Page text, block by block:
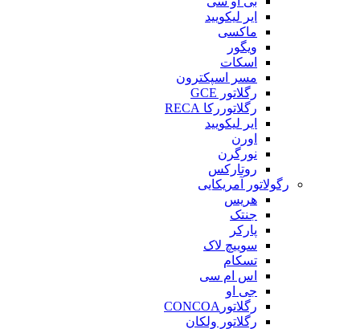
ایر لیکویید
ماکسی
ویگور
اسکات
مسر اسپکترون
رگلاتور GCE
رگلاتوررکا RECA
ایر لیکویید
اورن
نورگرن
روتارکس
رگولاتور آمریکایی
هریس
جنتک
پارکر
سوییچ لاک
تسکام
اس ام سی
جی او
رگلاتورCONCOA
رگلاتور ولکان